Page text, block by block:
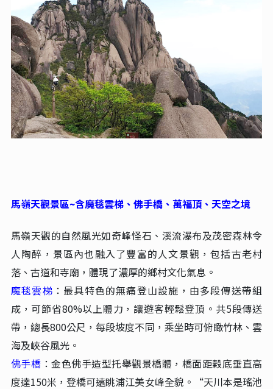
馬嶺天觀景區~含魔毯雲梯、佛手橋、萬福頂、天空之境
馬嶺天觀的自然風光如奇峰怪石、溪流瀑布及茂密森林令
人陶醉，景區內也融入了豐富的人文景觀，包括古老村
落、古道和寺廟，體現了濃厚的鄉村文化氣息。
魔毯雲梯 ：最具特色的無痛登山設施，由多段傳送帶組
成，可節省80%以上體力，讓遊客輕鬆登頂‌。共5段傳送
帶，總長800公尺，每段坡度不同，乘坐時可俯瞰竹林、雲
海及峽谷風光。
佛手橋‌ ：金色佛手造型托舉觀景橋體，橋面距穀底垂直高
度達150米，登橋可遠眺浦江美女峰全貌‌。“天川本是瑤池